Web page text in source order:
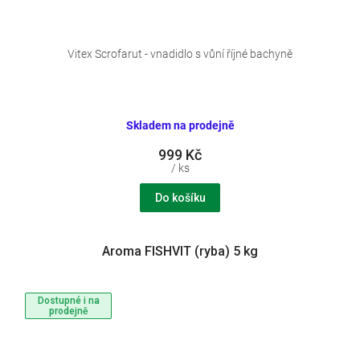
Skladem na prodejně
999 Kč
/ ks
Do košíku
Vitex Scrofarut - vnadidlo s vůní říjné bachyně
Dostupné i na
prodejně
Aroma FISHVIT (ryba) 5 kg